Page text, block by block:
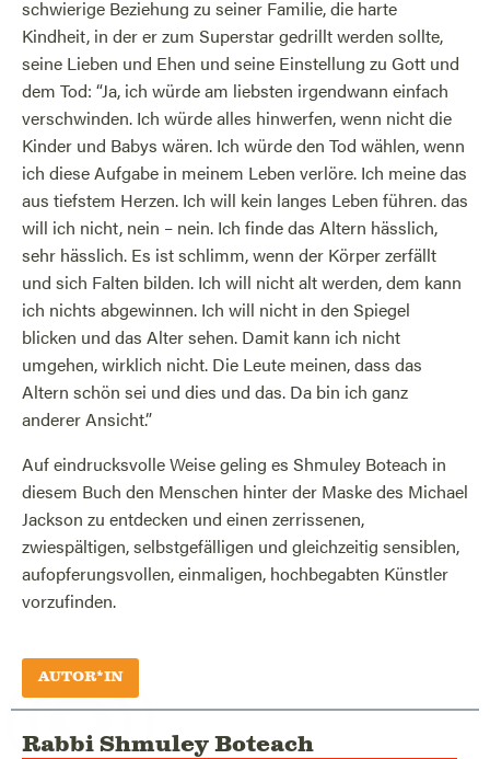
schwierige Beziehung zu seiner Familie, die harte
Kindheit, in der er zum Superstar gedrillt werden sollte,
seine Lieben und Ehen und seine Einstellung zu Gott und
dem Tod: “Ja, ich würde am liebsten irgendwann einfach
verschwinden. Ich würde alles hinwerfen, wenn nicht die
Kinder und Babys wären. Ich würde den Tod wählen, wenn
ich diese Aufgabe in meinem Leben verlöre. Ich meine das
aus tiefstem Herzen. Ich will kein langes Leben führen. das
will ich nicht, nein – nein. Ich finde das Altern hässlich,
sehr hässlich. Es ist schlimm, wenn der Körper zerfällt
und sich Falten bilden. Ich will nicht alt werden, dem kann
ich nichts abgewinnen. Ich will nicht in den Spiegel
blicken und das Alter sehen. Damit kann ich nicht
umgehen, wirklich nicht. Die Leute meinen, dass das
Altern schön sei und dies und das. Da bin ich ganz
anderer Ansicht.”
Auf eindrucksvolle Weise geling es Shmuley Boteach in
diesem Buch den Menschen hinter der Maske des Michael
Jackson zu entdecken und einen zerrissenen,
zwiespältigen, selbstgefälligen und gleichzeitig sensiblen,
aufopferungsvollen, einmaligen, hochbegabten Künstler
vorzufinden.
AUTOR*IN
Rabbi Shmuley Boteach